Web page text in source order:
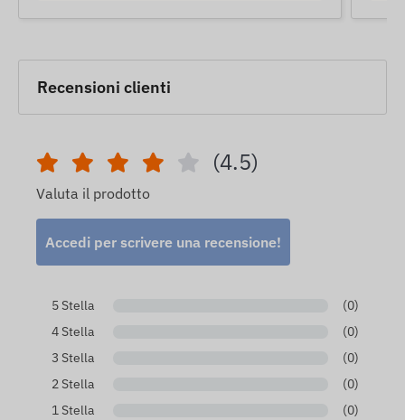
Recensioni clienti
(4.5)
Valuta il prodotto
Accedi per scrivere una recensione!
5 Stella
(0)
4 Stella
(0)
3 Stella
(0)
2 Stella
(0)
1 Stella
(0)